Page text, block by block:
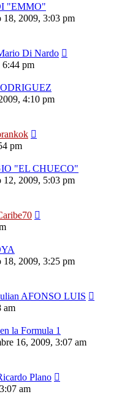
"EMMO"
18, 2009, 3:03 pm
Di Nardo
pm
4:10 pm
pm
"EL CHUECO"
12, 2009, 5:03 pm
18, 2009, 3:25 pm
AFONSO LUIS
am
la Formula 1
16, 2009, 3:07 am
Plano
am